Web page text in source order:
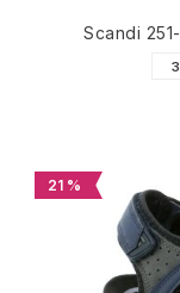
Scandi
21 %